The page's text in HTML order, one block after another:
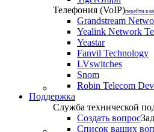
Телефония (VoIP)перейти в
Grandstream
Yealink Network
Yeastar
Fanvil Technology
LVswitches
Snom
Robin Telecom
Поддержка
Служба технической
Создать вопрос
Список ваших